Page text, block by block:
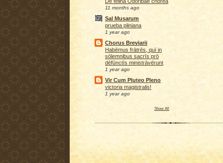
11 months ago
Sal Musarum
prueba pliniana
1 year ago
Chorus Breviarii
Habēmus frātrēs, quī in
sōlemnibus sacrīs prō
dēfūnctīs ministrāvērunt
1 year ago
Vir Cum Pluteo Pleno
victoria magistralis!
1 year ago
Show All